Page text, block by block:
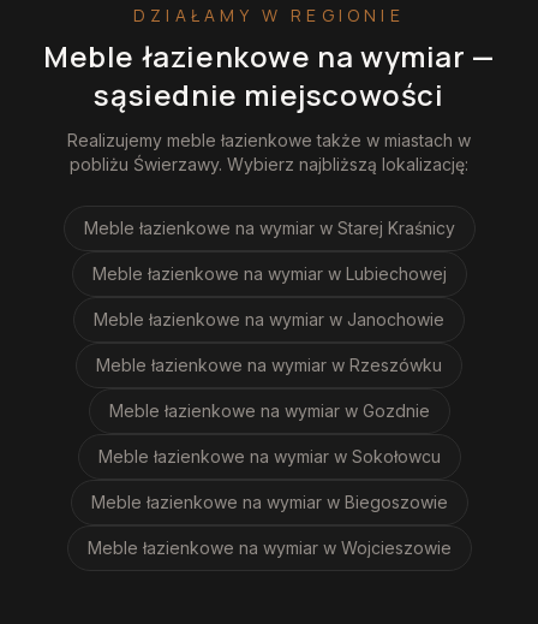
DZIAŁAMY W REGIONIE
Meble łazienkowe na wymiar —
sąsiednie miejscowości
Realizujemy meble łazienkowe także w miastach w
pobliżu Świerzawy. Wybierz najbliższą lokalizację:
Meble łazienkowe na wymiar w Starej Kraśnicy
Meble łazienkowe na wymiar w Lubiechowej
Meble łazienkowe na wymiar w Janochowie
Meble łazienkowe na wymiar w Rzeszówku
Meble łazienkowe na wymiar w Gozdnie
Meble łazienkowe na wymiar w Sokołowcu
Meble łazienkowe na wymiar w Biegoszowie
Meble łazienkowe na wymiar w Wojcieszowie